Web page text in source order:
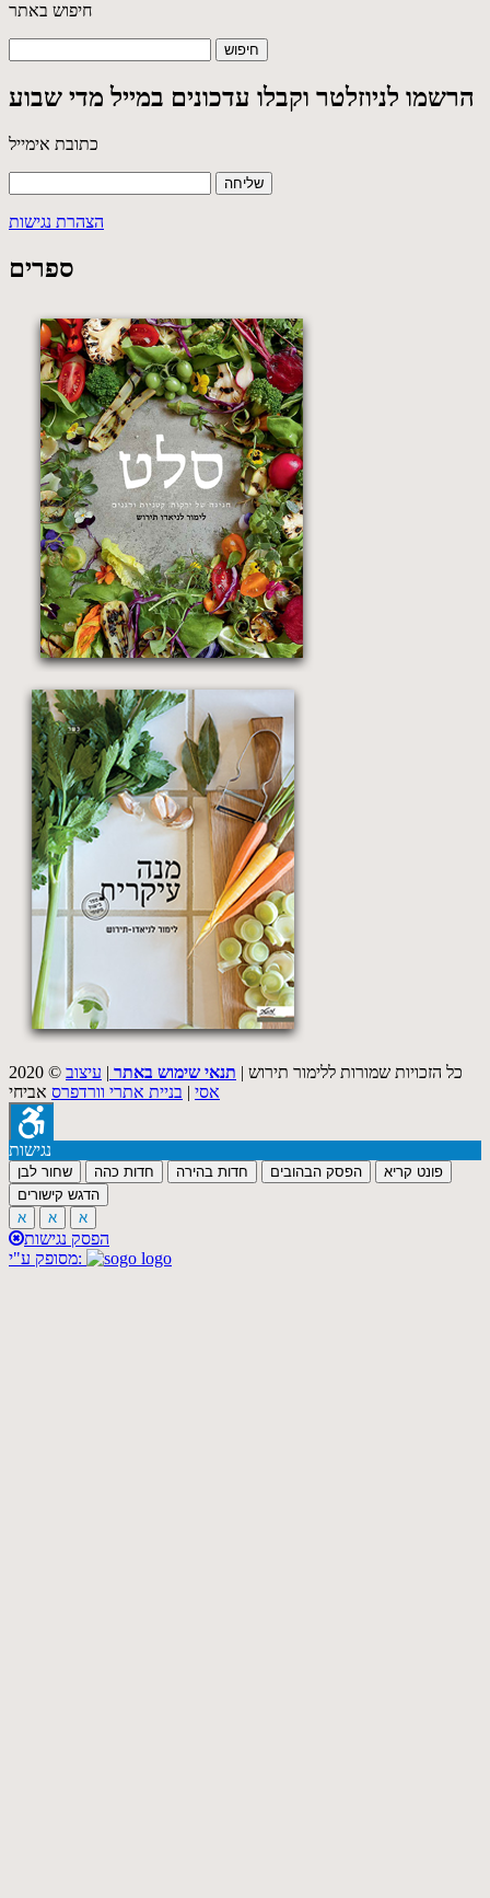
חיפוש באתר
הרשמו לניוזלטר וקבלו עדכונים במייל מדי שבוע
כתובת אימייל
הצהרת נגישות
ספרים
2020 © כל הזכויות שמורות ללימור תירוש | תנאי שימוש באתר | עיצוב
אסי | בניית אתרי וורדפרס אביחי
נגישות
שחור לבן חדות כהה חדות בהירה הפסק הבהובים
פונט קריא
הדגש קישורים
א
א א
הפסק נגישות
מסופק ע"י: